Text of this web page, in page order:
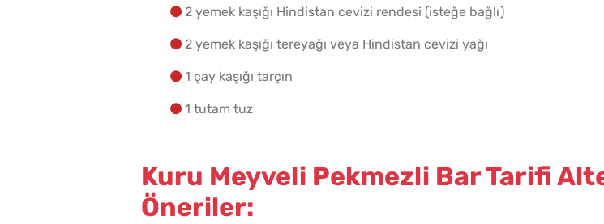
2 yemek kaşığı Hindistan cevizi rendesi (isteğe bağlı)
2 yemek kaşığı tereyağı veya Hindistan cevizi yağı
1 çay kaşığı tarçın
1 tutam tuz
Kuru Meyveli Pekmezli Bar Tarifi
Öneriler: